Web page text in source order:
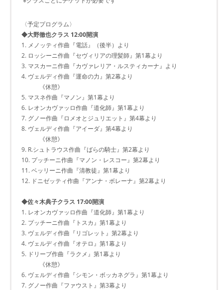
〈予定プログラム〉
◆大野徹也クラス 12:00開演
1. メノッティ作曲『電話』（後半）より
2. ロッシーニ作曲『セヴィリアの理髪師』第1幕より
3. マスカーニ作曲『カヴァレリア・ルスティカーナ』より
4. ヴェルディ作曲『運命の力』第2幕より
《休憩》
5. マスネ作曲『マノン』第1幕より
6. レオンカヴァッロ作曲『道化師』第1幕より
7. グノー作曲『ロメオとジュリエット』第4幕より
8. ヴェルディ作曲『アイーダ』第4幕より
《休憩》
9. R.シュトラウス作曲『ばらの騎士』第2幕より
10. プッチーニ作曲『マノン・レスコー』第2幕より
11. ベッリーニ作曲『清教徒』第1幕より
12. ドニゼッティ作曲『アンナ・ボレーナ』第2幕より
◆佐々木典子クラス 17:00開演
1. レオンカヴァッロ作曲『道化師』第1幕より
2. プッチーニ作曲『トスカ』第1幕より
3. ヴェルディ作曲『リゴレット』第2幕より
4. ヴェルディ作曲『オテロ』第1幕より
5. ドリーブ作曲『ラクメ』第1幕より
《休憩》
6. ヴェルディ作曲『シモン・ボッカネグラ』第1幕より
7. グノー作曲『ファウスト』第3幕より